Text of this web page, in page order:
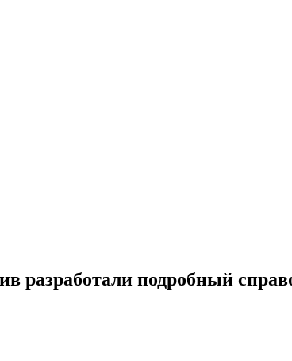
разработали подробный